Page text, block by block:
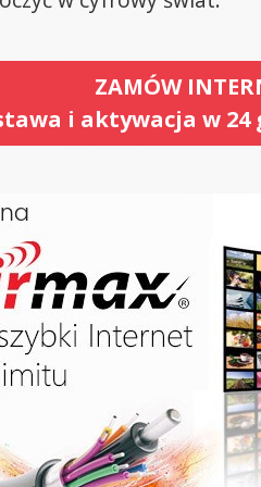
ZAMÓW
i aktywacja w